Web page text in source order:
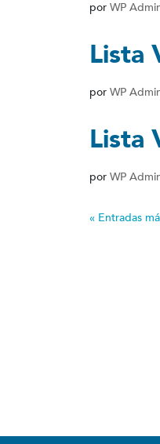
por WP
Lista
por WP
Lista
por WP
« Entradas